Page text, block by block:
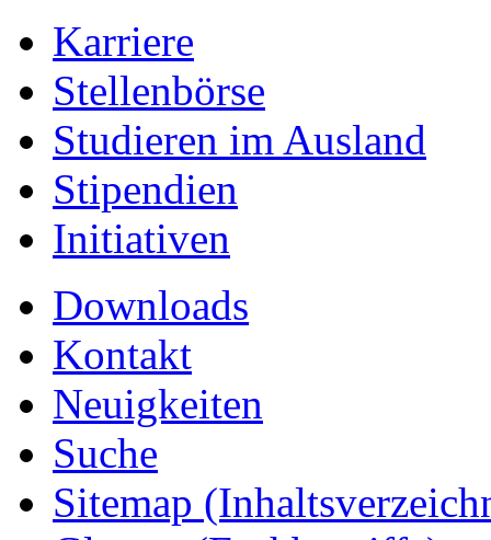
Karriere
Stellenbörse
Studieren im Ausland
Stipendien
Initiativen
Downloads
Kontakt
Neuigkeiten
Suche
Sitemap